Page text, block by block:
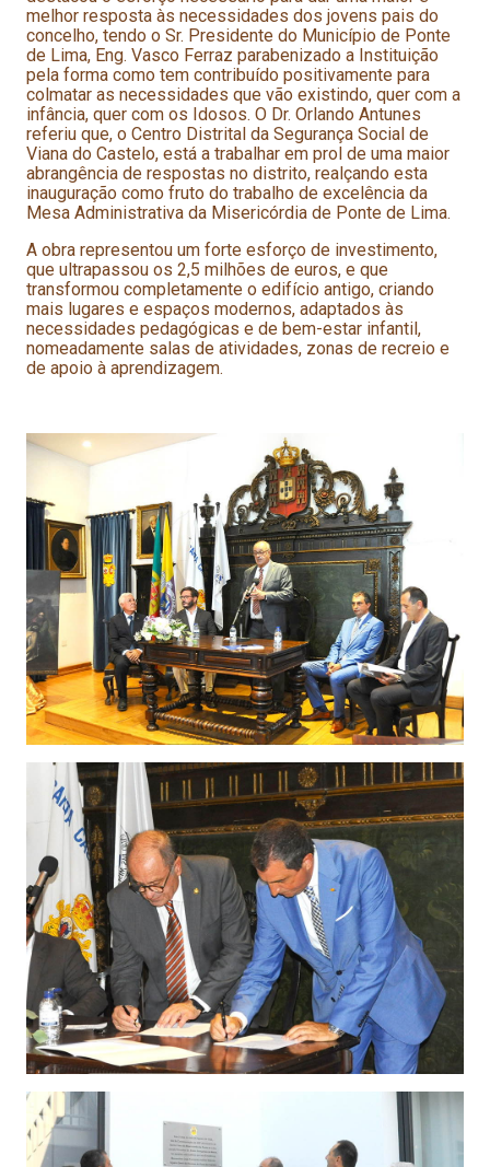
melhor resposta às necessidades dos jovens pais do
concelho, tendo o Sr. Presidente do Município de Ponte
de Lima, Eng. Vasco Ferraz parabenizado a Instituição
pela forma como tem contribuído positivamente para
colmatar as necessidades que vão existindo, quer com a
infância, quer com os Idosos. O Dr. Orlando Antunes
referiu que, o Centro Distrital da Segurança Social de
Viana do Castelo, está a trabalhar em prol de uma maior
abrangência de respostas no distrito, realçando esta
inauguração como fruto do trabalho de excelência da
Mesa Administrativa da Misericórdia de Ponte de Lima.
A obra representou um forte esforço de investimento,
que ultrapassou os 2,5 milhões de euros, e que
transformou completamente o edifício antigo, criando
mais lugares e espaços modernos, adaptados às
necessidades pedagógicas e de bem-estar infantil,
nomeadamente salas de atividades, zonas de recreio e
de apoio à aprendizagem.